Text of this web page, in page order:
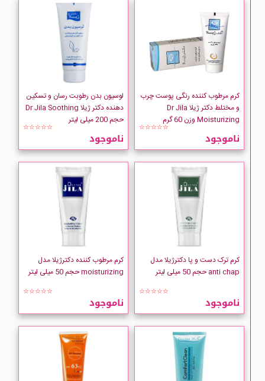
کرم مرطوب کننده رنگی پوست چرب
و مختلط دکتر ژیلا Dr Jila
Moisturizing وزن 60 گرم
☆☆☆☆☆
ناموجود
لوسیون بدن رطوبت رسان و تسکین
دهنده دکتر ژیلا Dr Jila Soothing
حجم 200 میلی لیتر
☆☆☆☆☆
ناموجود
کرم ترک دست و پا دکترژیلا مدل
anti chap حجم 50 میلی لیتر
☆☆☆☆☆
ناموجود
کرم مرطوب کننده دکترژیلا مدل
moisturizing حجم 50 میلی لیتر
☆☆☆☆☆
ناموجود